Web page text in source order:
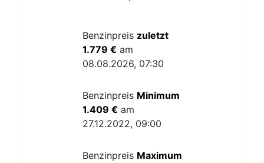
Benzinpreis zuletzt
1.779 € am
08.08.2026, 07:30
Benzinpreis Minimum
1.409 € am
27.12.2022, 09:00
Benzinpreis Maximum